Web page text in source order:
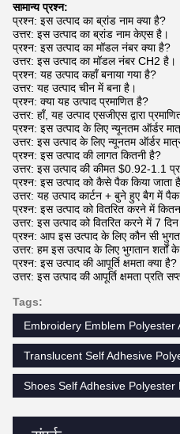
सामान्य प्रश्न:
प्रश्न: इस उत्पाद का ब्रांड नाम क्या है?
उत्तर: इस उत्पाद का ब्रांड नाम केएस है।
प्रश्न: इस उत्पाद का मॉडल नंबर क्या है?
उत्तर: इस उत्पाद का मॉडल नंबर CH2 है।
प्रश्न: यह उत्पाद कहाँ बनाया गया है?
उत्तर: यह उत्पाद चीन में बना है।
प्रश्न: क्या यह उत्पाद प्रमाणित है?
उत्तर: हाँ, यह उत्पाद एसजीएस द्वारा
प्रश्न: इस उत्पाद के लिए न्यूनतम ऑर्डर
उत्तर: इस उत्पाद के लिए न्यूनतम ऑर्डर
प्रश्न: इस उत्पाद की लागत कितनी है?
उत्तर: इस उत्पाद की कीमत $0.92-1.1
प्रश्न: इस उत्पाद को कैसे पैक किया जाता
उत्तर: यह उत्पाद कार्टन + बुने हुए बैग में
प्रश्न: इस उत्पाद को वितरित करने में
उत्तर: इस उत्पाद को वितरित करने में 7
प्रश्न: आप इस उत्पाद के लिए कौन सी
उत्तर: हम इस उत्पाद के लिए भुगतान शर्तों
प्रश्न: इस उत्पाद की आपूर्ति क्षमता क्या है?
उत्तर: इस उत्पाद की आपूर्ति क्षमता प्रति
Tags:
Embroidery Emblem Polyester
Translucent Self Adhesive
Shoes Self Adhesive Polyester